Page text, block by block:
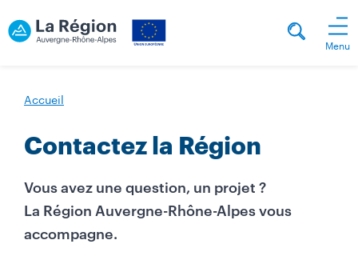
Menu
Accueil
Contactez la Région
Vous avez une question, un projet ?
La Région Auvergne-Rhône-Alpes vous
accompagne.